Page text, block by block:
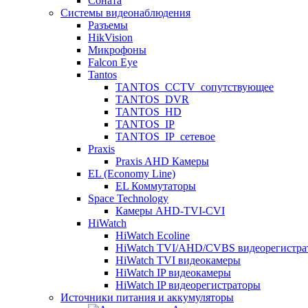
Системы видеонаблюдения
Разъемы
HikVision
Микрофоны
Falcon Eye
Tantos
TANTOS_CCTV_сопутствующее
TANTOS_DVR
TANTOS_HD
TANTOS_IP
TANTOS_IP_сетевое
Praxis
Praxis AHD Камеры
EL (Economy Line)
EL Коммутаторы
Space Technology
Камеры AHD-TVI-CVI
HiWatch
HiWatch Ecoline
HiWatch TVI/AHD/CVBS
HiWatch TVI видеокамеры
HiWatch IP видеокамеры
HiWatch IP видеорегистраторы
Источники питания и аккумуляторы